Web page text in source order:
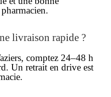
livraison rapide ?
comptez 24–48 h
Un retrait en drive est